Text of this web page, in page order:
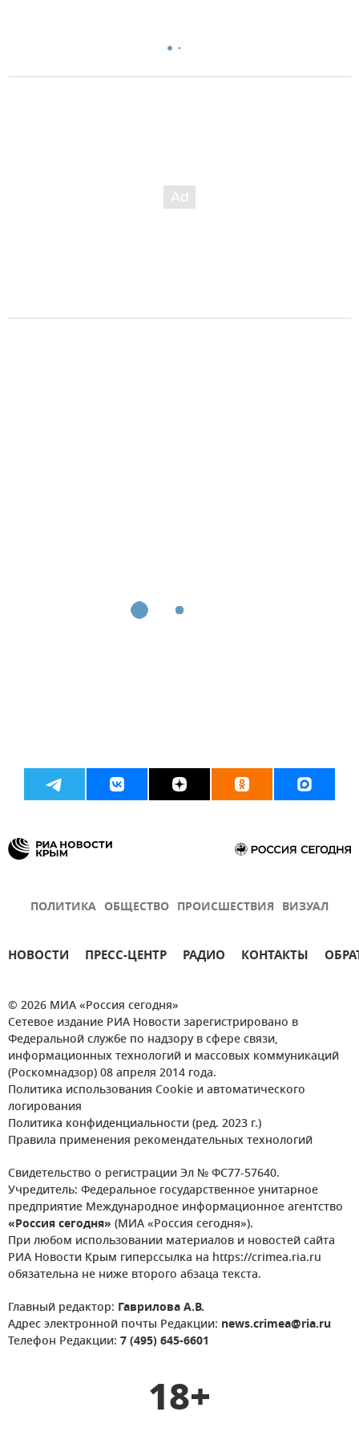
ПОЛИТИКА ОБЩЕСТВО ПРОИСШЕСТВИЯ ВИЗУАЛ
НОВОСТИ ПРЕСС-ЦЕНТР РАДИО КОНТАКТЫ
© 2026 МИА «Россия сегодня»
Сетевое издание РИА Новости зарегистрировано в
Федеральной службе по надзору в сфере связи,
информационных технологий и массовых коммуникаций
(Роскомнадзор) 08 апреля 2014 года.
Политика использования Cookie и автоматического
логирования
Политика конфиденциальности (ред. 2023 г.)
Правила применения рекомендательных технологий
Свидетельство о регистрации Эл № ФС77-57640.
Учредитель: Федеральное государственное унитарное
предприятие Международное информационное агентство
«Россия сегодня» (МИА «Россия сегодня»).
При любом использовании материалов и новостей сайта
РИА Новости Крым гиперссылка на https://crimea.ria.ru
обязательна не ниже второго абзаца текста.
Главный редактор: Гаврилова А.В.
Адрес электронной почты Редакции: news.crimea@ria.ru
Телефон Редакции: 7 (495) 645-6601
18+